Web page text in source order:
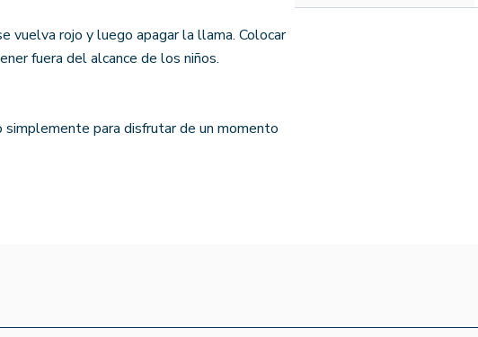
vuelva rojo y luego apagar la llama. Colocar
fuera del alcance de los niños.
simplemente para disfrutar de un momento